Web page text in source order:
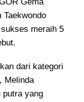
Taekwondo
sukses meraih 5
dari kategori
Melinda
putra yang